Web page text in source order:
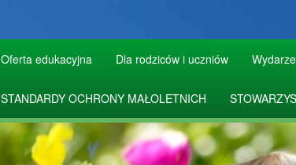
Oferta edukacyjna Dla rodziców i uczniów
STANDARDY OCHRONY MAŁOLETNICH